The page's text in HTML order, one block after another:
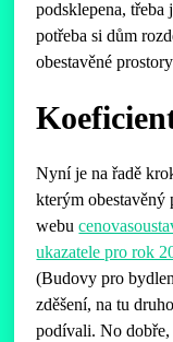
podsklepena, třeba
potřeba si dům
obestavěné
Nyní je na řadě
kterým obestavěný
webu
ukazatele pro rok
(Budovy pro
zděšení, na tu
podívali. No